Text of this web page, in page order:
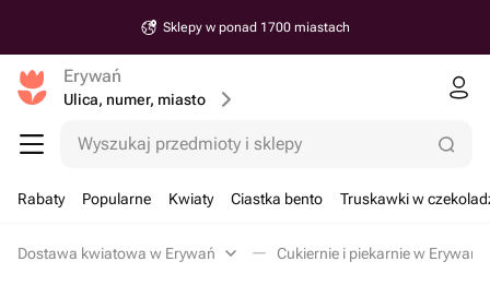
Sklepy w ponad 1700 miastach
Erywań
Ulica, numer, miasto
Wyszukaj przedmioty i sklepy
Rabaty Popularne Kwiaty Ciastka bento Truskawki w
Dostawa kwiatowa w Erywań Cukiernie i piekarnie w Erywań